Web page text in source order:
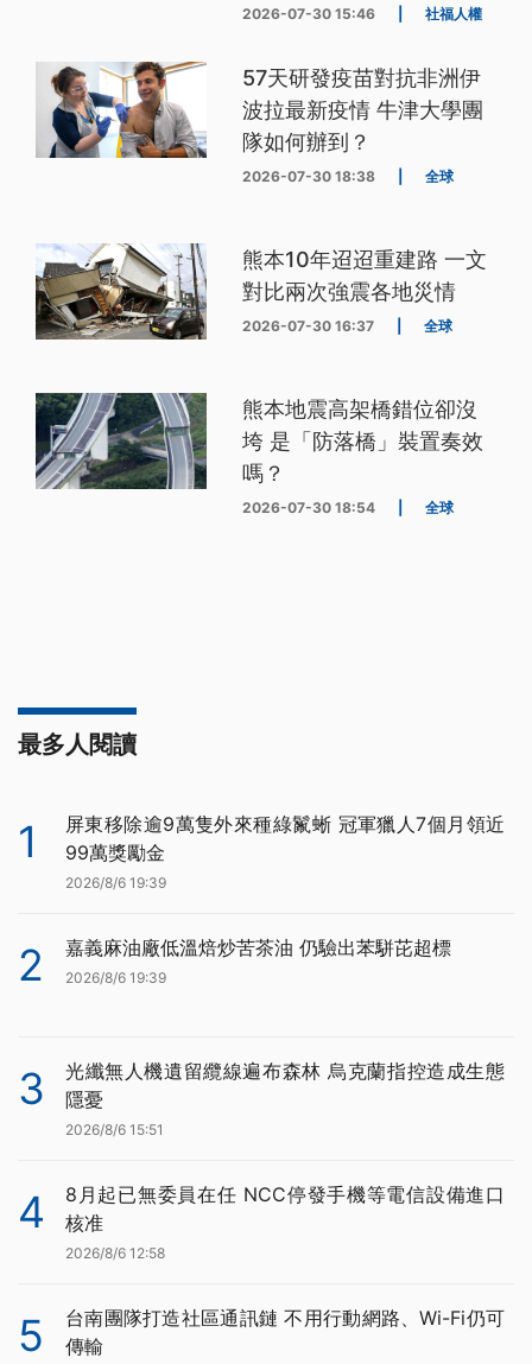
2026-07-30 15:46 社福人權
57天研發疫苗對抗非洲伊
波拉最新疫情 牛津大學團
隊如何辦到？
2026-07-30 18:38 全球
熊本10年迢迢重建路 一文
對比兩次強震各地災情
2026-07-30 16:37 全球
熊本地震高架橋錯位卻沒
垮 是「防落橋」裝置奏效
嗎？
2026-07-30 18:54 全球
最多人閱讀
1
屏東移除逾9萬隻外來種綠鬣蜥 冠軍獵人7個月領近
99萬獎勵金
2026/8/6 19:39
2 嘉義麻油廠低溫焙炒苦茶油 仍驗出苯駢芘超標
2026/8/6 19:39
3
光纖無人機遺留纜線遍布森林 烏克蘭指控造成生態
隱憂
2026/8/6 15:51
4
8月起已無委員在任 NCC停發手機等電信設備進口
核准
2026/8/6 12:58
5
台南團隊打造社區通訊鏈 不用行動網路、Wi-Fi仍可
傳輸